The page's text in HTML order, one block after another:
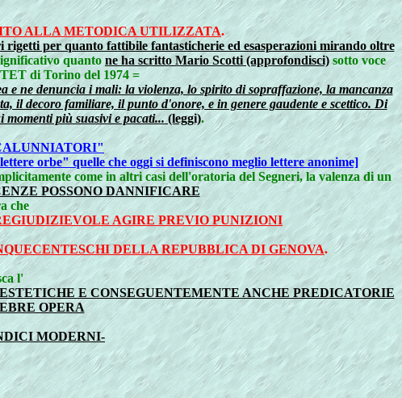
ALLA METODICA UTILIZZATA.
rigetti per quanto fattibile fantasticherie ed esasperazioni mirando oltre
quantone ha scritto Mario Scotti (approfondisci)sotto voce
di Torino del 1974 =
e ne denuncia i mali: la violenza, lo spirito di sopraffazione, la mancanza
il decoro familiare, il punto d'onore, e in genere gaudente e scettico. Di
momenti più suasivi e pacati...(leggi).
orbe" quelle che oggi si definiscono meglio lettere anonime]
come in altri casi dell'oratoria del Segneri, la valenza di un
POSSONO DANNIFICARE
che
AGIRE PREVIO PUNIZIONI
DELLA REPUBBLICA DI GENOVA.
l'
E CONSEGUENTEMENTE ANCHE PREDICATORIE
OPERA
MODERNI-